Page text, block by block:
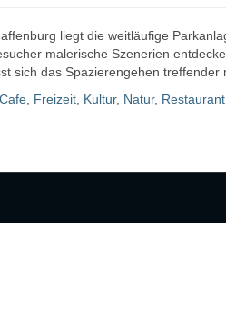
liegt die weitläufige
malerische Szenerien
sich das Spazierengehen treffender
Cafe Freizeit Kultur, Natur, Restaurant